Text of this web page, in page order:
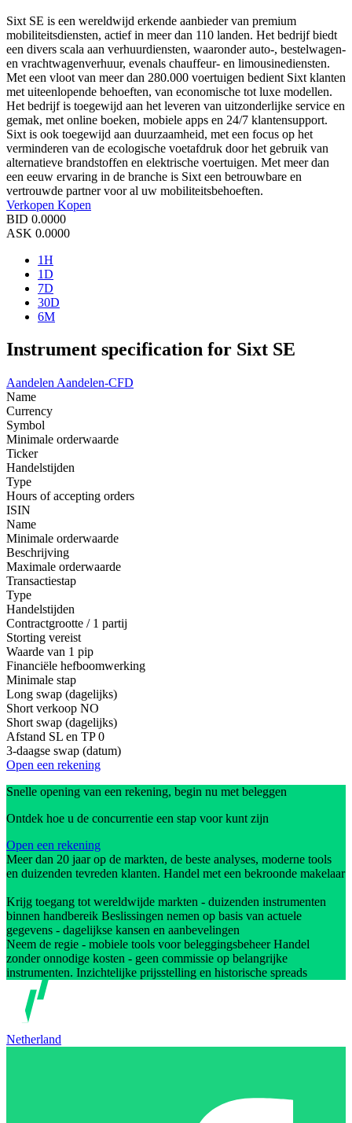
Sixt SE is een wereldwijd erkende aanbieder van premium
mobiliteitsdiensten, actief in meer dan 110 landen. Het bedrijf biedt
een divers scala aan verhuurdiensten, waaronder auto-, bestelwagen-
en vrachtwagenverhuur, evenals chauffeur- en limousinediensten.
Met een vloot van meer dan 280.000 voertuigen bedient Sixt klanten
met uiteenlopende behoeften, van economische tot luxe modellen.
Het bedrijf is toegewijd aan het leveren van uitzonderlijke service en
gemak, met online boeken, mobiele apps en 24/7 klantensupport.
Sixt is ook toegewijd aan duurzaamheid, met een focus op het
verminderen van de ecologische voetafdruk door het gebruik van
alternatieve brandstoffen en elektrische voertuigen. Met meer dan
een eeuw ervaring in de branche is Sixt een betrouwbare en
vertrouwde partner voor al uw mobiliteitsbehoeften.
Verkopen Kopen
BID 0.0000
ASK 0.0000
1H
1D
7D
30D
6M
Instrument specification for Sixt SE
Aandelen Aandelen-CFD
Name
Currency
Symbol
Minimale orderwaarde
Ticker
Handelstijden
Type
Hours of accepting orders
ISIN
Name
Minimale orderwaarde
Beschrijving
Maximale orderwaarde
Transactiestap
Type
Handelstijden
Contractgrootte / 1 partij
Storting vereist
Waarde van 1 pip
Financiële hefboomwerking
Minimale stap
Long swap (dagelijks)
Short verkoop NO
Short swap (dagelijks)
Afstand SL en TP 0
3-daagse swap (datum)
Open een rekening
Snelle opening van een rekening, begin nu met beleggen
Ontdek hoe u de concurrentie een stap voor kunt zijn
Open een rekening
Meer dan 20 jaar op de markten, de beste analyses, moderne tools
en duizenden tevreden klanten. Handel met een bekroonde makelaar
Krijg toegang tot wereldwijde markten - duizenden instrumenten
binnen handbereik Beslissingen nemen op basis van actuele
gegevens - dagelijkse kansen en aanbevelingen
Neem de regie - mobiele tools voor beleggingsbeheer Handel
zonder onnodige kosten - geen commissie op belangrijke
instrumenten. Inzichtelijke prijsstelling en historische spreads
Netherland